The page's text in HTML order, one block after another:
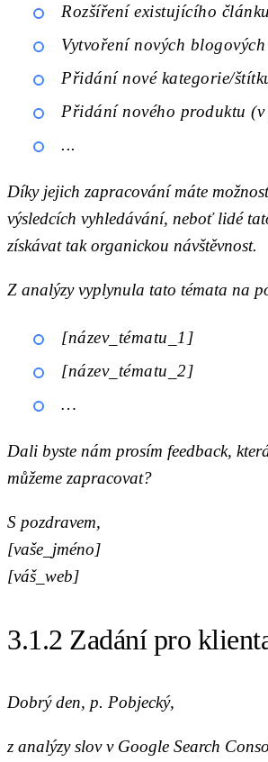
Rozšíření existujícího článku
Vytvoření nových
Přidání nové kategorie/
Přidání nového produktu
...
Díky jejich zapracování máte
výsledcích vyhledávání, neboť lidé
získávat tak organickou návštěvnost.
Z analýzy vyplynula tato témata na
[název_tématu_1]
[název_tématu_2]
…
Dali byste nám prosím feedback,
můžeme zapracovat?
S pozdravem,
[vaše_jméno]
[váš_web]
3.1.2 Zadání pro
Dobrý den, p. Pobjecký,
z analýzy slov v Google Search